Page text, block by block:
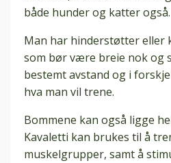
både hunder og katter også.
Man har hinderstøtter eller
som bør være breie nok og
bestemt avstand og i
hva man vil trene.
Bommene kan også ligge
Kavaletti kan brukes til å
muskelgrupper, samt å